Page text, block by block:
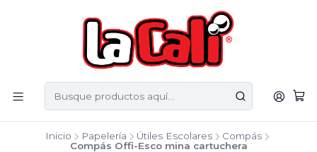
Inicio Papelería Útiles Escolares
Compás
Compás Offi-Esco mina cartuchera